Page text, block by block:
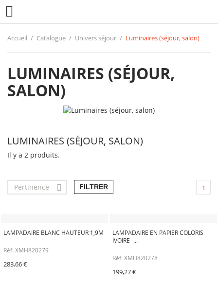

Accueil Catalogue Univers séjour Luminaires (séjour, salon)
LUMINAIRES (SÉJOUR,
SALON)
LUMINAIRES (SÉJOUR, SALON)
Il y a 2 produits.
Pertinence  FILTRER 1
LAMPADAIRE BLANC HAUTEUR 1,9M
Réf. XMH820279
283,66 €
LAMPADAIRE EN PAPIER COLORIS
IVOIRE -...
Réf. XMH820278
199,27 €